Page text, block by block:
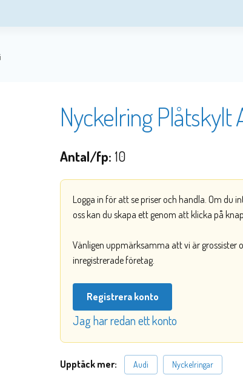
Nyckelring Plåtskylt
Antal/fp: 10
Logga in för att se priser och handla. Om du
oss kan du skapa ett genom att klicka på
Vänligen uppmärksamma att vi är grossister
inregistrerade företag.
Registrera konto
Jag har redan ett konto
Upptäck mer: Audi Nyckelringar